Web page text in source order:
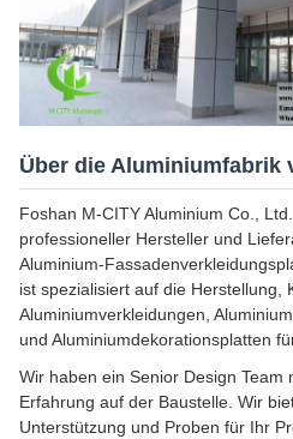
Über die Aluminiumfabrik
Foshan M-CITY Aluminium Co.,
professioneller Hersteller und
Aluminium-
ist spezialisiert auf die Herstellung,
Aluminiumverkleidungen,
und Aluminiumdekorationsplatten
Wir haben ein Senior Design Team
Erfahrung auf der Baustelle. Wir
Unterstützung und Proben für Ihr